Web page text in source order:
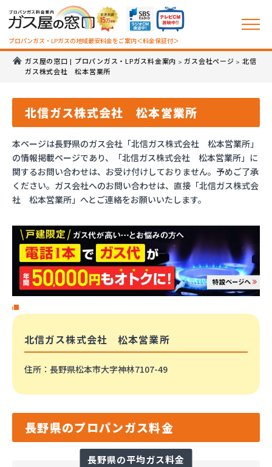
プロパンガス・LPガスの地域最安料金をご案内＜料金保証付＞
ガス屋の窓口 | プロパンガス・LPガス料金案内 >ガス会社ページ > 北信
ガス株式会社 松本営業所
北信ガス株式会社 松本営業所
本ページは長野県のガス会社「北信ガス株式会社 松本営業所」
の情報掲載ページであり、「北信ガス株式会社 松本営業所」に
関するお問い合わせは、お受け付けしておりません。予めご了承
ください。ガス会社へのお問い合わせは、直接「北信ガス株式会
社 松本営業所」へとご連絡をお願いいたします。
北信ガス株式会社 松本営業所
住所 ：長野県松本市大字神林7107-49
長野県のプロパンガス料金
長野県の平均ガス料金